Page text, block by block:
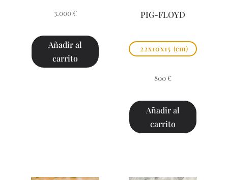
3.000 €
Añadir al
carrito
PIG-FLOYD
22x10x15 (cm)
800 €
Añadir al
carrito